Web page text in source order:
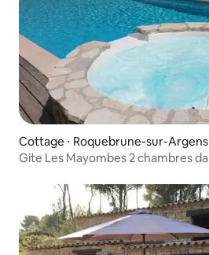
Cottage ⋅ Roquebrune-sur-Argens